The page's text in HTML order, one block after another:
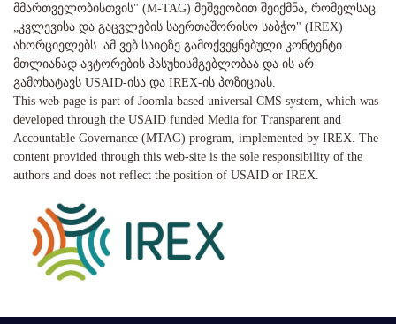
მმართველობისთვის" (M-TAG) მეშვეობით შეიქმნა, რომელსაც
„კვლევისა და გაცვლების საერთაშორისო საბჭო" (IREX)
ახორციელებს. ამ ვებ საიტზე გამოქვეყნებული კონტენტი
მთლიანად ავტორების პასუხისმგებლობაა და ის არ
გამოხატავს USAID-ისა და IREX-ის პოზიციას.
This web page is part of Joomla based universal CMS system, which was
developed through the USAID funded Media for Transparent and
Accountable Governance (MTAG) program, implemented by IREX. The
content provided through this web-site is the sole responsibility of the
authors and does not reflect the position of USAID or IREX.